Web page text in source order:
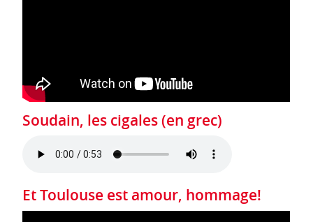
Soudain, les cigales (en grec)
Et Toulouse est amour, hommage!